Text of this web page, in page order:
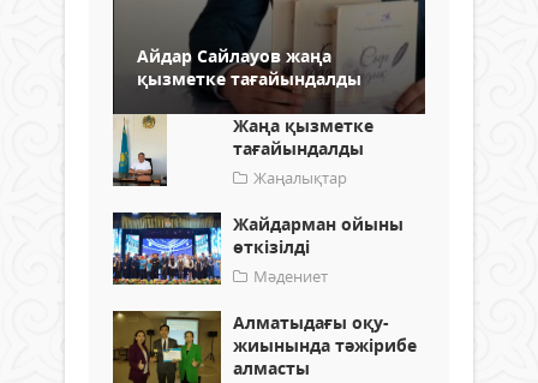
Айдар Сайлауов жаңа
қызметке тағайындалды
Жаңа қызметке
тағайындалды
Жаңалықтар
Жайдарман ойыны
өткізілді
Мәдениет
Алматыдағы оқу-
жиынында тәжірибе
алмасты